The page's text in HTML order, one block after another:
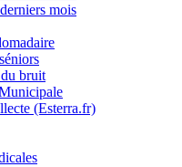
mois
bruit
(Esterra.fr)